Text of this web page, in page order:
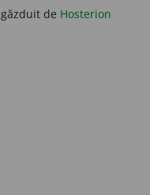
găzduit de Hosterion